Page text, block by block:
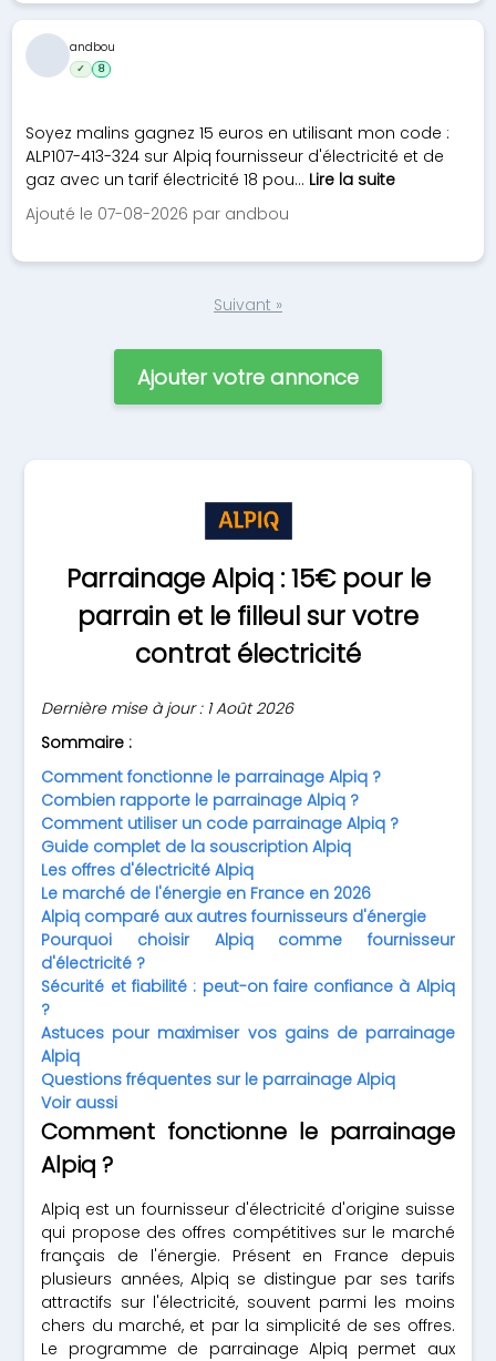
Soyez malins gagnez 15 euros en utilisant mon code :
ALP107-413-324 sur Alpiq fournisseur d'électricité et de
gaz avec un tarif électricité 18 pou... Lire la suite
Ajouté le 07-08-2026 par andbou
andbou
✓ 8
Suivant »
Ajouter votre annonce
Parrainage Alpiq : 15€ pour le
parrain et le filleul sur votre
contrat électricité
Dernière mise à jour : 1 Août 2026
Sommaire :
Comment fonctionne le parrainage Alpiq ?
Combien rapporte le parrainage Alpiq ?
Comment utiliser un code parrainage Alpiq ?
Guide complet de la souscription Alpiq
Les offres d'électricité Alpiq
Le marché de l'énergie en France en 2026
Alpiq comparé aux autres fournisseurs d'énergie
Pourquoi choisir Alpiq comme fournisseur
d'électricité ?
Sécurité et fiabilité : peut-on faire confiance à Alpiq
?
Astuces pour maximiser vos gains de parrainage
Alpiq
Questions fréquentes sur le parrainage Alpiq
Voir aussi
Comment fonctionne le parrainage
Alpiq ?
Alpiq est un fournisseur d'électricité d'origine suisse
qui propose des offres compétitives sur le marché
français de l'énergie. Présent en France depuis
plusieurs années, Alpiq se distingue par ses tarifs
attractifs sur l'électricité, souvent parmi les moins
chers du marché, et par la simplicité de ses offres.
Le programme de parrainage Alpiq permet aux